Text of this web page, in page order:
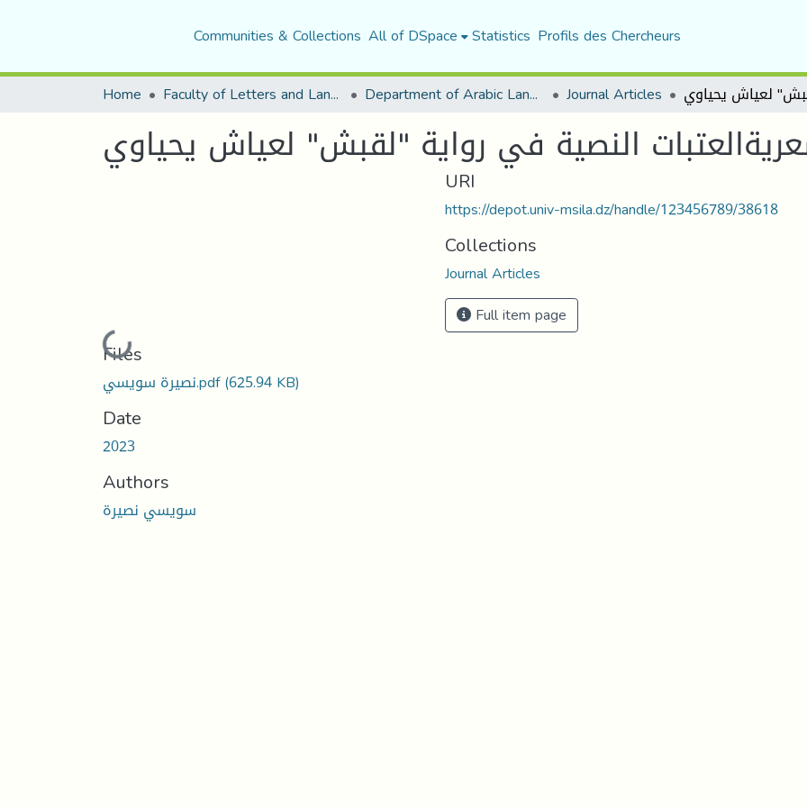
Communities & Collections All of DSpace Statistics Profils des Chercheurs
Home Faculty of Letters and Languages Department of Arabic Language and Literature Journal Articles
النصية في رواية "لقبش" لعياش يحياوي
Loading...
Files
نصيرة سويسي.pdf(625.94 KB)
Date
2023
Authors
سويسي نصيرة
URI
https://depot.univ-msila.dz/handle/123456789/38618
Collections
Journal Articles
Full item page